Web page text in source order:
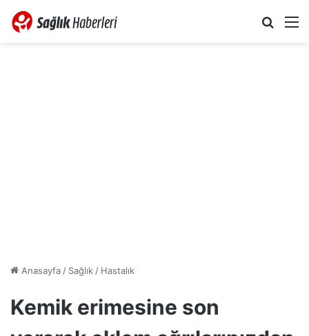
Anasayfa/ Sağlık/ Hastalık
Kemik erimesine son